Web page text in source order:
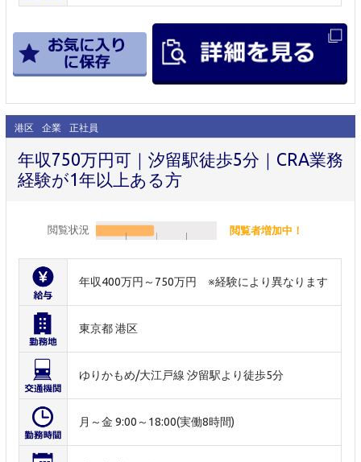
港区 企業 正社員
年収750万円可｜汐留駅徒歩5分｜CRA業務
経験が1年以上ある方
閲覧状況 閲覧者増加中！
年収400万円～750万円 ※経験により異なります
東京都 港区
ゆりかもめ/大江戸線 汐留駅より徒歩5分
月～金 9:00～18:00(実働8時間)